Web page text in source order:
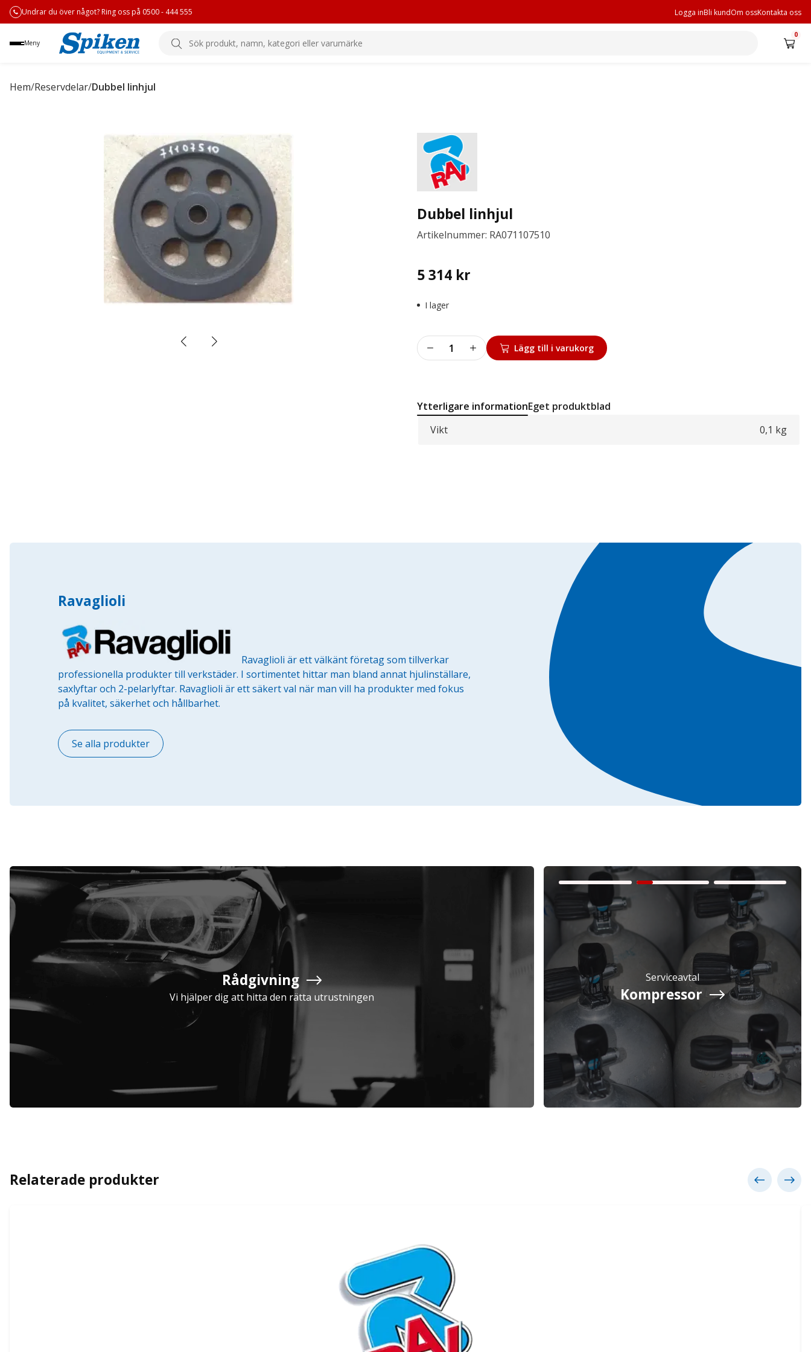
Undrar du över något? Ring oss på 0500 - 444 555 Logga inBli kundOm ossKontakta oss
Meny
Sök
produkt,
0
Företag
Inkl. moms
Hem/Reservdelar/Dubbel linhjul
Dubbel linhjul
Artikelnummer: RA071107510
5 314 kr
I lager
Dubbel
linhjul
Lägg till i varukorg
Ytterligare informationEget produktblad
Vikt
0,1 kg
Ravaglioli
Ravaglioli är ett välkänt företag som tillverkar
professionella produkter till verkstäder. I sortimentet hittar man bland annat hjulinställare,
saxlyftar och 2-pelarlyftar. Ravaglioli är ett säkert val när man vill ha produkter med fokus
på kvalitet, säkerhet och hållbarhet.
Se alla produkter
Rådgivning
Vi hjälper dig att hitta den rätta utrustningen
Serviceavtal
Hjulinställare Verkstad
Serviceavtal
Kompressor
Relaterade produkter